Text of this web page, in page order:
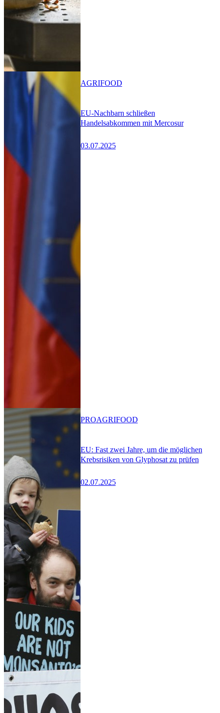
EU-Nachbarn schließen
Handelsabkommen mit Mercosur
03.07.2025
AGRIFOOD
EU: Fast zwei Jahre, um die möglichen
Krebsrisiken von Glyphosat zu prüfen
02.07.2025
PROAGRIFOOD